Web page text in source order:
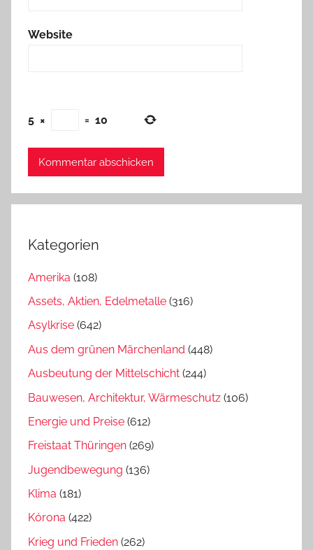
Website
5 × = 10
Kategorien
Amerika (108)
Assets, Aktien, Edelmetalle (316)
Asylkrise (642)
Aus dem grünen Märchenland (448)
Ausbeutung der Mittelschicht (244)
Bauwesen, Architektur, Wärmeschutz (106)
Energie und Preise (612)
Freistaat Thüringen (269)
Jugendbewegung (136)
Klima (181)
Kórona (422)
Krieg und Frieden (262)